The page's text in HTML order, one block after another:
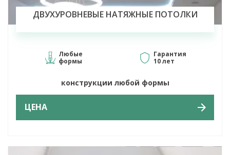
ДВУХУРОВНЕВЫЕ НАТЯЖНЫЕ ПОТОЛКИ
Любые
формы
Гарантия
10 лет
конструкции любой формы
ЦЕНА